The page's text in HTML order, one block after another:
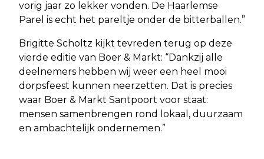
vorig jaar zo lekker vonden. De Haarlemse
Parel is echt het pareltje onder de bitterballen.”
Brigitte Scholtz kijkt tevreden terug op deze
vierde editie van Boer & Markt: “Dankzij alle
deelnemers hebben wij weer een heel mooi
dorpsfeest kunnen neerzetten. Dat is precies
waar Boer & Markt Santpoort voor staat:
mensen samenbrengen rond lokaal, duurzaam
en ambachtelijk ondernemen.”